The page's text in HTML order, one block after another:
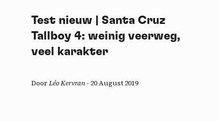
Test nieuw | Santa Cruz
Tallboy 4: weinig veerweg,
veel karakter
DoorLéo Kervran - 20 August 2019